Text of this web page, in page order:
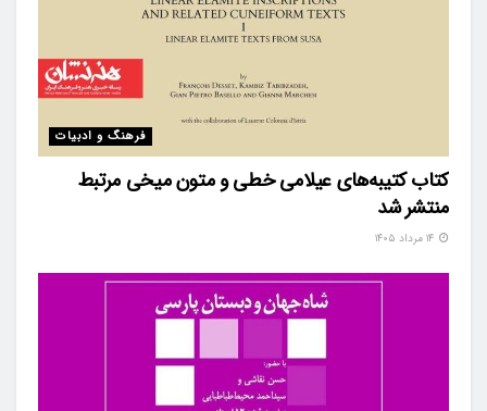
فرهنگ و ادبیات
کتاب کتیبه‌های عیلامی خطی و متون میخی مرتبط
منتشر شد